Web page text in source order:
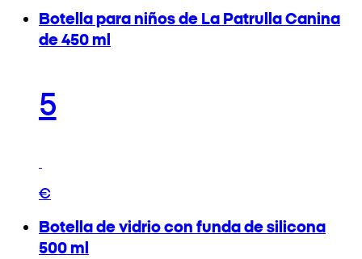
Botella para niños de La Patrulla Canina
de 450 ml
5
€
Botella de vidrio con funda de silicona
500 ml